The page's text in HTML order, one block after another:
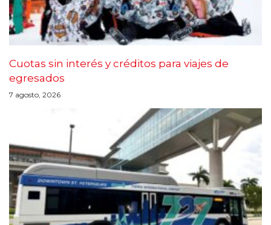
Cuotas sin interés y créditos para viajes de
egresados
7 agosto, 2026